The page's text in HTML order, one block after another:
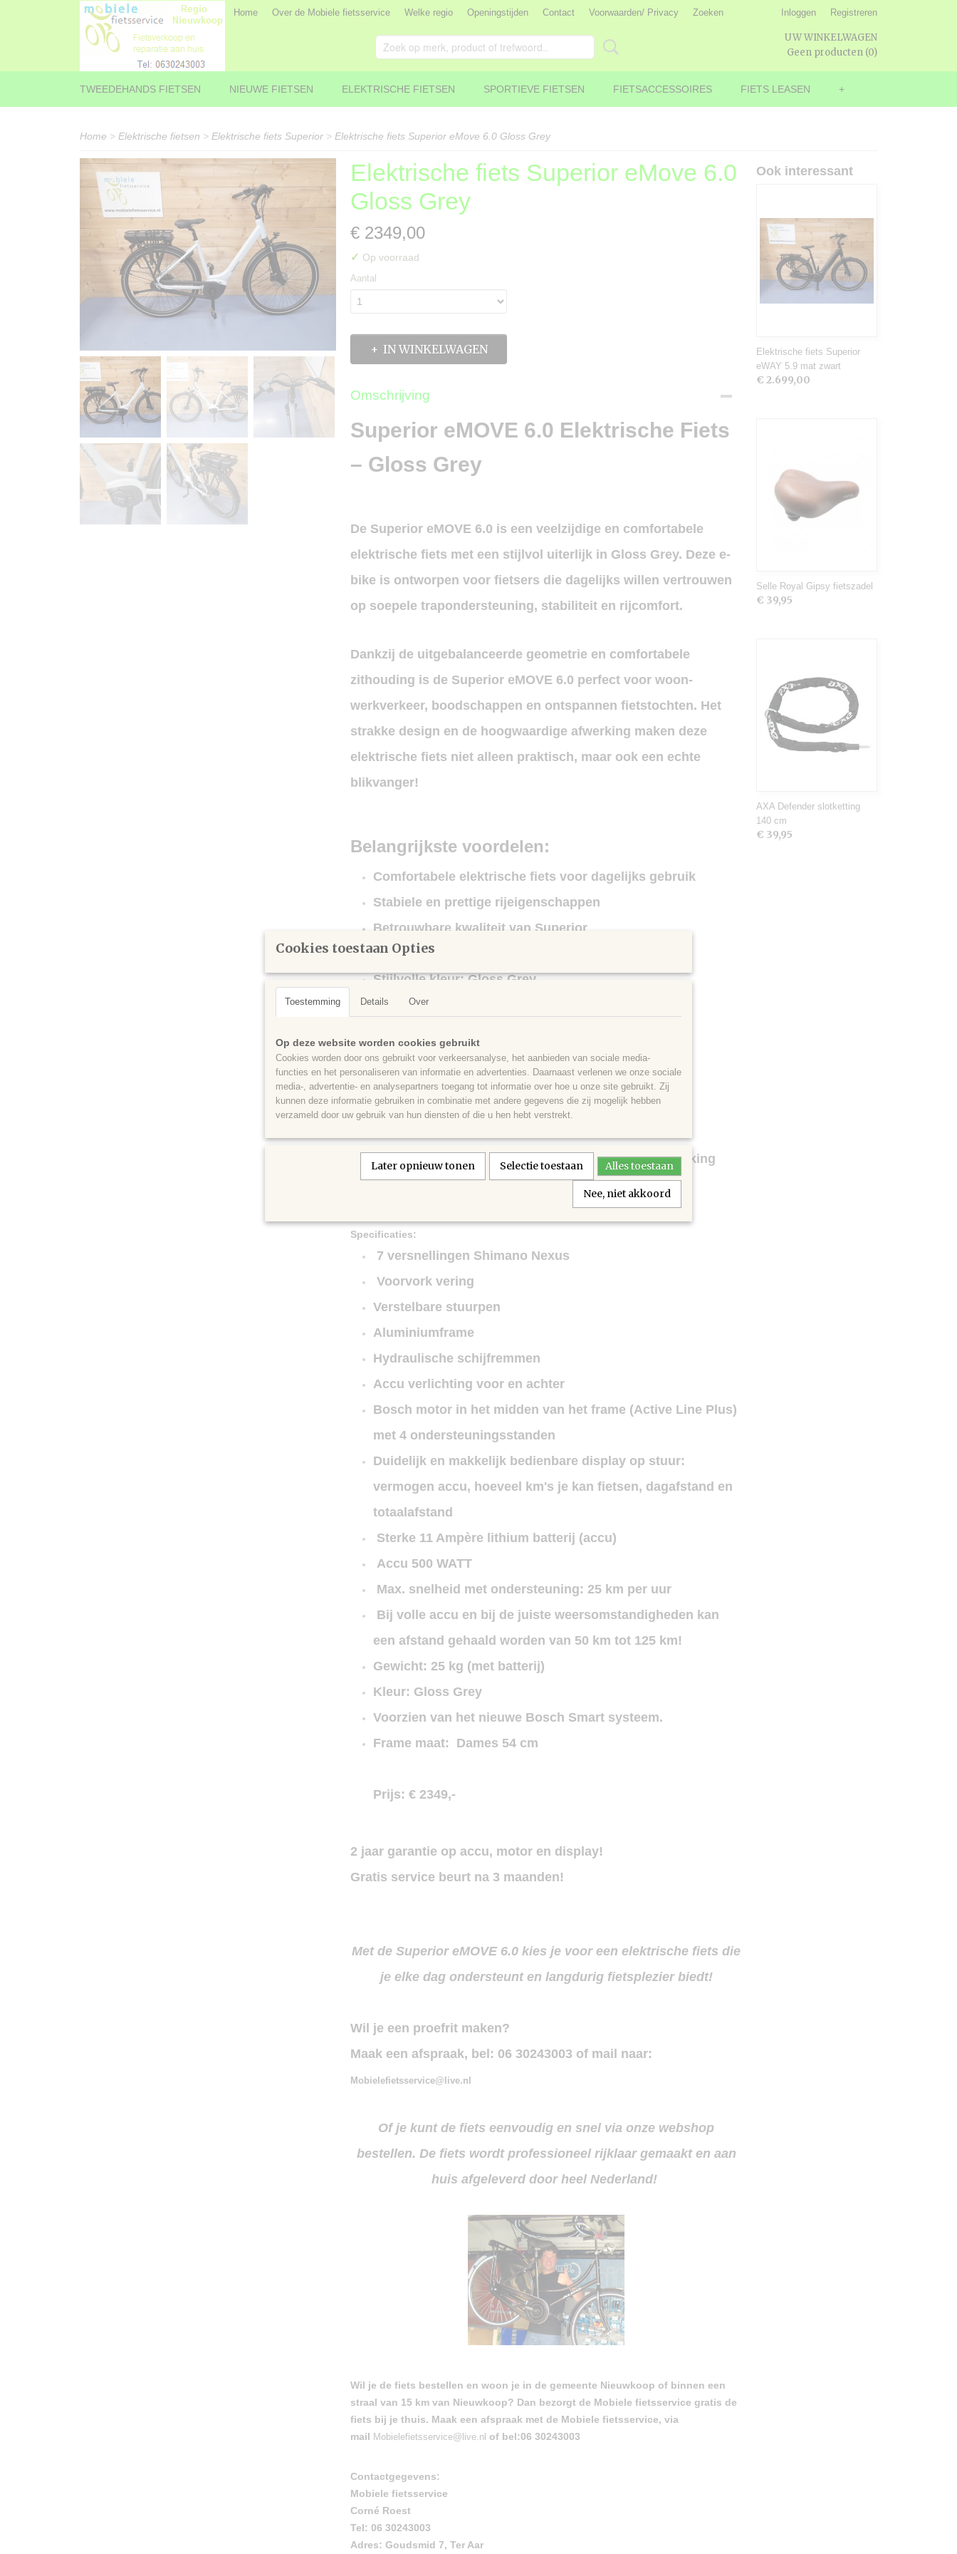
Home Over de Mobiele fietsservice Welke regio Openingstijden Contact Voorwaarden/ Privacy Zoeken Inloggen Registreren
UW WINKELWAGEN
Geen producten (0)
TWEEDEHANDS FIETSEN NIEUWE FIETSEN ELEKTRISCHE FIETSEN SPORTIEVE FIETSEN FIETSACCESSOIRES FIETS LEASEN +
Home > Elektrische fietsen > Elektrische fiets Superior > Elektrische fiets Superior eMove 6.0 Gloss Grey
Elektrische fiets Superior eMove 6.0
Gloss Grey
€ 2349,00
✓ Op voorraad
Aantal
IN WINKELWAGEN
Omschrijving
Superior eMOVE 6.0 Elektrische Fiets
– Gloss Grey
De Superior eMOVE 6.0 is een veelzijdige en comfortabele
elektrische fiets met een stijlvol uiterlijk in Gloss Grey. Deze e-
bike is ontworpen voor fietsers die dagelijks willen vertrouwen
op soepele trapondersteuning, stabiliteit en rijcomfort.
Dankzij de uitgebalanceerde geometrie en comfortabele
zithouding is de Superior eMOVE 6.0 perfect voor woon-
werkverkeer, boodschappen en ontspannen fietstochten. Het
strakke design en de hoogwaardige afwerking maken deze
elektrische fiets niet alleen praktisch, maar ook een echte
blikvanger!
Belangrijkste voordelen:
Comfortabele elektrische fiets voor dagelijks gebruik
Stabiele en prettige rijeigenschappen
Betrouwbare kwaliteit van Superior
Modern en tijdloos design
Stijlvolle kleur: Gloss Grey
Ideaal voor:
Dagelijks woon-werkverkeer
Stadsritten en recreatieve tochten
Gebruikers die waarde hechten aan design en afwerking
Specificaties:
7 versnellingen Shimano Nexus
Voorvork vering
Verstelbare stuurpen
Aluminiumframe
Hydraulische schijfremmen
Accu verlichting voor en achter
Bosch motor in het midden van het frame (Active Line Plus)
met 4 ondersteuningsstanden
Duidelijk en makkelijk bedienbare display op stuur:
vermogen accu, hoeveel km's je kan fietsen, dagafstand en
totaalafstand
Sterke 11 Ampère lithium batterij (accu)
Accu 500 WATT
Max. snelheid met ondersteuning: 25 km per uur
Bij volle accu en bij de juiste weersomstandigheden kan
een afstand gehaald worden van 50 km tot 125 km!
Gewicht: 25 kg (met batterij)
Kleur: Gloss Grey
Voorzien van het nieuwe Bosch Smart systeem.
Frame maat: Dames 54 cm
Prijs: € 2349,-
2 jaar garantie op accu, motor en display!
Gratis service beurt na 3 maanden!
Met de Superior eMOVE 6.0 kies je voor een elektrische fiets die
je elke dag ondersteunt en langdurig fietsplezier biedt!
Wil je een proefrit maken?
Maak een afspraak, bel: 06 30243003 of mail naar:
Mobielefietsservice@live.nl
Of je kunt de fiets eenvoudig en snel via onze webshop
bestellen. De fiets wordt professioneel rijklaar gemaakt en aan
huis afgeleverd door heel Nederland!
Wil je de fiets bestellen en woon je in de gemeente Nieuwkoop of binnen een
straal van 15 km van Nieuwkoop? Dan bezorgt de Mobiele fietsservice gratis de
fiets bij je thuis. Maak een afspraak met de Mobiele fietsservice, via
mail Mobielefietsservice@live.nl of bel:06 30243003
Contactgegevens:
Mobiele fietsservice
Corné Roest
Tel: 06 30243003
Adres: Goudsmid 7, Ter Aar
Ook interessant
Elektrische fiets Superior
eWAY 5.9 mat zwart
€ 2.699,00
Selle Royal Gipsy fietszadel
€ 39,95
AXA Defender slotketting
140 cm
€ 39,95
Cookies toestaan Opties
Toestemming Details Over
Op deze website worden cookies gebruikt
Cookies worden door ons gebruikt voor verkeersanalyse, het aanbieden van sociale media-
functies en het personaliseren van informatie en advertenties. Daarnaast verlenen we onze sociale
media-, advertentie- en analysepartners toegang tot informatie over hoe u onze site gebruikt. Zij
kunnen deze informatie gebruiken in combinatie met andere gegevens die zij mogelijk hebben
verzameld door uw gebruik van hun diensten of die u hen hebt verstrekt.
Later opnieuw tonen Selectie toestaan Alles toestaan
Nee, niet akkoord